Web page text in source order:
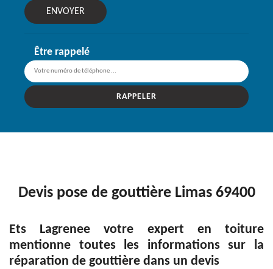
Être rappelé
Devis pose de gouttière Limas 69400
Ets Lagrenee votre expert en toiture
mentionne toutes les informations sur la
réparation de gouttière dans un devis